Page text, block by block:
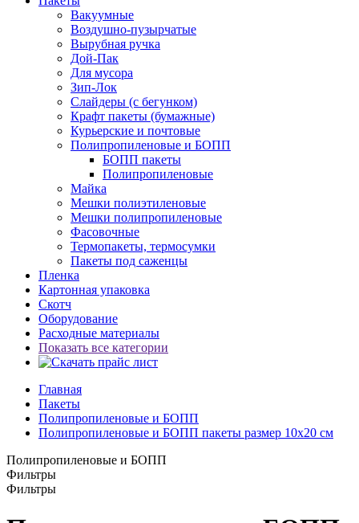
Вакуумные
Воздушно-пузырчатые
Вырубная ручка
Дой-Пак
Для мусора
Зип-Лок
Слайдеры (с бегунком)
Крафт пакеты (бумажные)
Курьерские и почтовые
Полипропиленовые и БОПП
БОПП пакеты
Полипропиленовые
Майка
Мешки полиэтиленовые
Мешки полипропиленовые
Фасовочные
Термопакеты, термосумки
Пакеты под саженцы
Пленка
Картонная упаковка
Скотч
Оборудование
Расходные материалы
Показать все категории
Главная
Пакеты
Полипропиленовые и БОПП
Полипропиленовые и БОПП пакеты размер 10x20 см
Полипропиленовые и БОПП
Фильтры
Фильтры